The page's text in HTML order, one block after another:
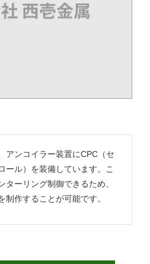
アンコイラー装置にCPC（セ
ール）を装備しています。こ
ターリング制御できるため、
制作することが可能です。